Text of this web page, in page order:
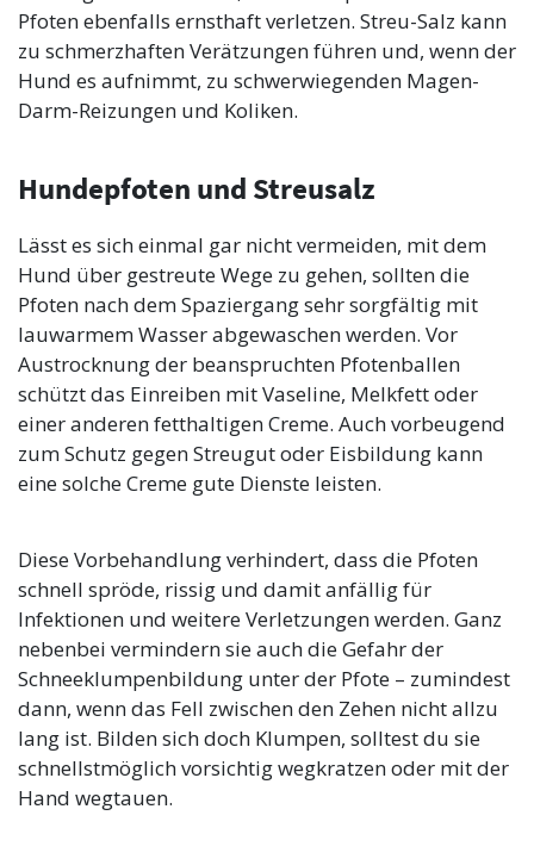
Pfoten ebenfalls ernsthaft verletzen. Streu-Salz kann
zu schmerzhaften Verätzungen führen und, wenn der
Hund es aufnimmt, zu schwerwiegenden Magen-
Darm-Reizungen und Koliken.
Hundepfoten und Streusalz
Lässt es sich einmal gar nicht vermeiden, mit dem
Hund über gestreute Wege zu gehen, sollten die
Pfoten nach dem Spaziergang sehr sorgfältig mit
lauwarmem Wasser abgewaschen werden. Vor
Austrocknung der beanspruchten Pfotenballen
schützt das Einreiben mit Vaseline, Melkfett oder
einer anderen fetthaltigen Creme. Auch vorbeugend
zum Schutz gegen Streugut oder Eisbildung kann
eine solche Creme gute Dienste leisten.
Diese Vorbehandlung verhindert, dass die Pfoten
schnell spröde, rissig und damit anfällig für
Infektionen und weitere Verletzungen werden. Ganz
nebenbei vermindern sie auch die Gefahr der
Schneeklumpenbildung unter der Pfote – zumindest
dann, wenn das Fell zwischen den Zehen nicht allzu
lang ist. Bilden sich doch Klumpen, solltest du sie
schnellstmöglich vorsichtig wegkratzen oder mit der
Hand wegtauen.